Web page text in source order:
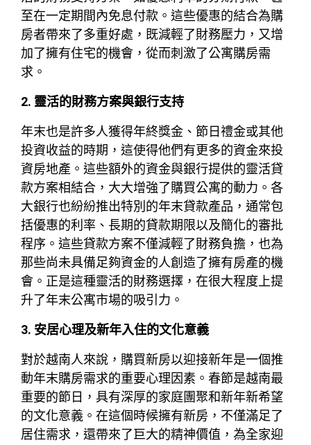
至在一定期間內免息付款。這些優惠的結合為購
房者帶來了多重好處，既減輕了財務壓力，又增
加了擁有住宅的機會，從而刺激了公寓購房需
求。
2. 靈活的財務方案與銀行支持
年末也是許多人獲得年終獎金、節日禮金或其他
投資收益的時期，這使得他們有更多的資金來投
資房地產。這些額外的資金與銀行提供的靈活貸
款方案相結合，大大增強了購買公寓的動力。各
大銀行也紛紛推出特別的年末貸款產品，通常包
括優惠的利率、長期的貸款期限以及簡化的審批
程序。這些貸款方案不僅減輕了財務負擔，也為
那些尚未具備足夠資金的人創造了擁有房產的機
會。正是這種靈活的財務選擇，在很大程度上提
升了年末公寓市場的吸引力。
3. 安居心理及新年入住的文化意義
對於越南人來說，購買新房以迎接新年是一個推
動年末購房需求的重要心理因素。春節是越南最
重要的節日，具有深厚的家庭團聚和新年新希望
的文化意義。在這個時候擁有新房，不僅滿足了
居住需求，還帶來了巨大的精神價值，為全家迎